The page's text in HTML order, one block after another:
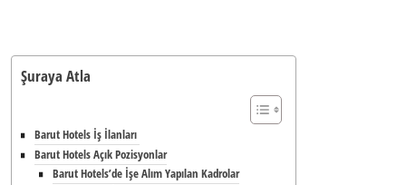
Şuraya Atla
Barut Hotels İş İlanları
Barut Hotels Açık Pozisyonlar
Barut Hotels’de İşe Alım Yapılan Kadrolar